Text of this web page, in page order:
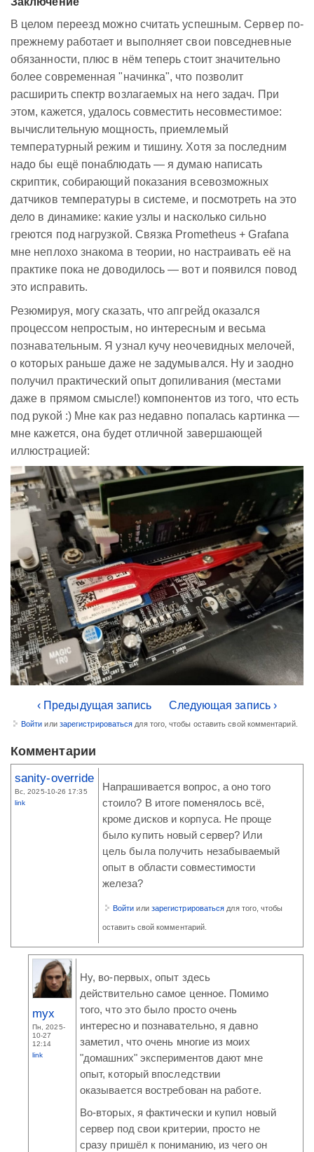
В целом переезд можно считать успешным. Сервер по-
прежнему работает и выполняет свои повседневные
обязанности, плюс в нём теперь стоит значительно
более современная "начинка", что позволит
расширить спектр возлагаемых на него задач. При
этом, кажется, удалось совместить несовместимое:
вычислительную мощность, приемлемый
температурный режим и тишину. Хотя за последним
надо бы ещё понаблюдать — я думаю написать
скриптик, собирающий показания всевозможных
датчиков температуры в системе, и посмотреть на это
дело в динамике: какие узлы и насколько сильно
греются под нагрузкой. Связка Prometheus + Grafana
мне неплохо знакома в теории, но настраивать её на
практике пока не доводилось — вот и появился повод
это исправить.
Резюмируя, могу сказать, что апгрейд оказался
процессом непростым, но интересным и весьма
познавательным. Я узнал кучу неочевидных мелочей,
о которых раньше даже не задумывался. Ну и заодно
получил практический опыт допиливания (местами
даже в прямом смысле!) компонентов из того, что есть
под рукой :) Мне как раз недавно попалась картинка —
мне кажется, она будет отличной завершающей
иллюстрацией:
‹ Предыдущая запись Следующая запись ›
Войти или зарегистрироваться для того, чтобы оставить свой комментарий.
Комментарии
sanity-override
Вс, 2025-10-26 17:35
link
Напрашивается вопрос, а оно того
стоило? В итоге поменялось всё,
кроме дисков и корпуса. Не проще
было купить новый сервер? Или
цель была получить незабываемый
опыт в области совместимости
железа?
Войти или зарегистрироваться для того, чтобы
оставить свой комментарий.
myx
Пн, 2025-
10-27
12:14
link
Ну, во-первых, опыт здесь
действительно самое ценное. Помимо
того, что это было просто очень
интересно и познавательно, я давно
заметил, что очень многие из моих
"домашних" экспериментов дают мне
опыт, который впоследствии
оказывается востребован на работе.
Во-вторых, я фактически и купил новый
сервер под свои критерии, просто не
сразу пришёл к пониманию, из чего он